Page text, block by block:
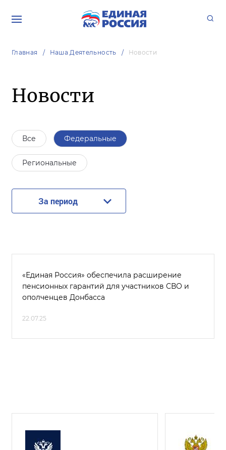
Главная Наша Деятельность Новости
Новости
Все Федеральные
Региональные
За период
«Единая Россия» обеспечила расширение
пенсионных гарантий для участников СВО и
ополченцев Донбасса
22.07.25